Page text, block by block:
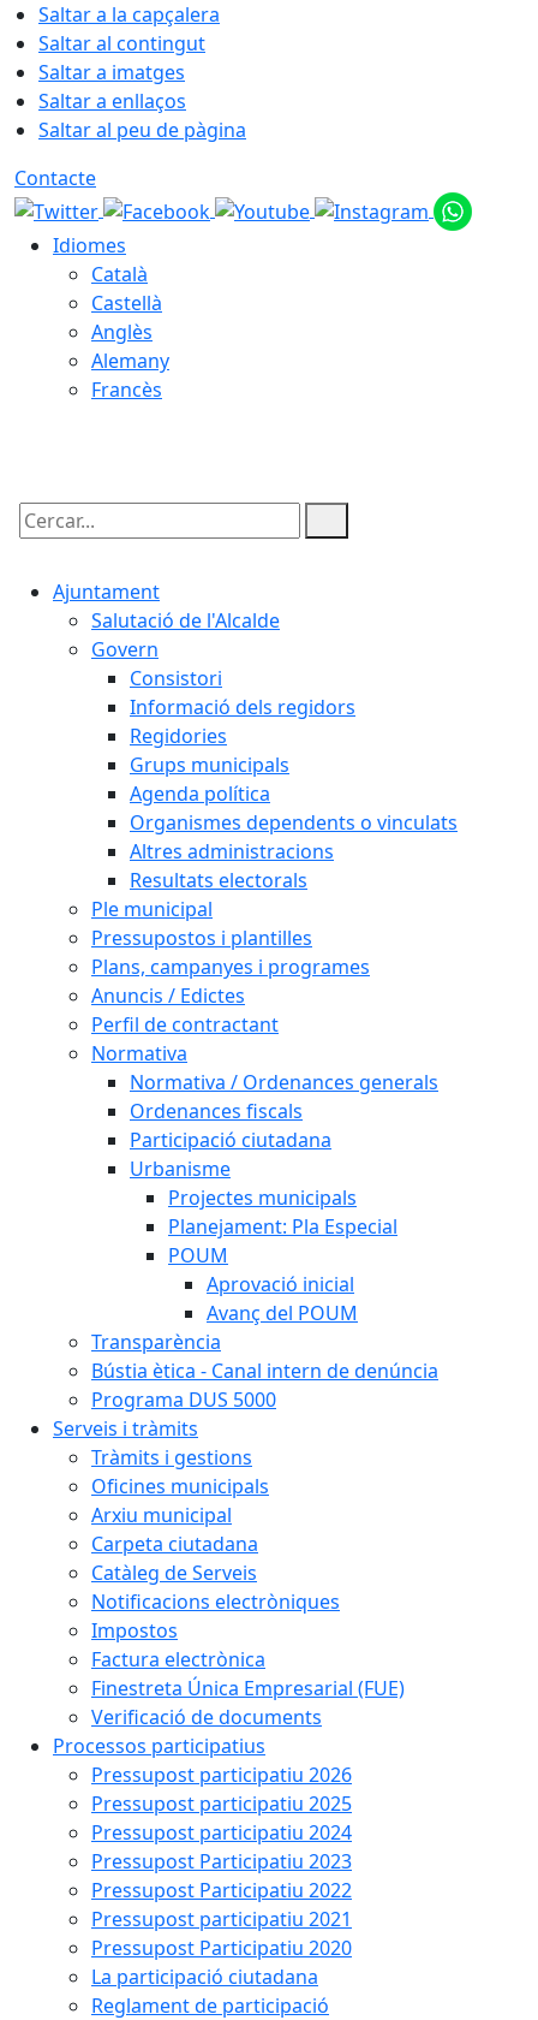
Saltar a la capçalera
Saltar al contingut
Saltar a imatges
Saltar a enllaços
Saltar al peu de pàgina
Contacte
Idiomes
Català
Castellà
Anglès
Alemany
Francès
Cercar:
Ajuntament
Salutació de l'Alcalde
Govern
Consistori
Informació dels regidors
Regidories
Grups municipals
Agenda política
Organismes dependents o vinculats
Altres administracions
Resultats electorals
Ple municipal
Pressupostos i plantilles
Plans, campanyes i programes
Anuncis / Edictes
Perfil de contractant
Normativa
Normativa / Ordenances generals
Ordenances fiscals
Participació ciutadana
Urbanisme
Projectes municipals
Planejament: Pla Especial
POUM
Aprovació inicial
Avanç del POUM
Transparència
Bústia ètica - Canal intern de denúncia
Programa DUS 5000
Serveis i tràmits
Tràmits i gestions
Oficines municipals
Arxiu municipal
Carpeta ciutadana
Catàleg de Serveis
Notificacions electròniques
Impostos
Factura electrònica
Finestreta Única Empresarial (FUE)
Verificació de documents
Processos participatius
Pressupost participatiu 2026
Pressupost participatiu 2025
Pressupost participatiu 2024
Pressupost Participatiu 2023
Pressupost Participatiu 2022
Pressupost participatiu 2021
Pressupost Participatiu 2020
La participació ciutadana
Reglament de participació